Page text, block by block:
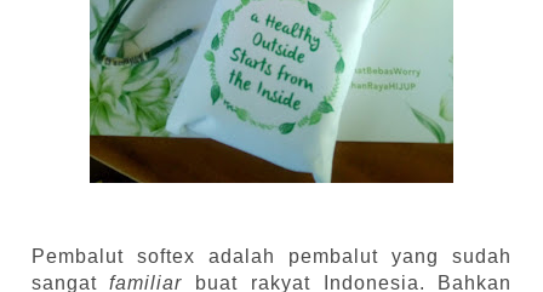
Pembalut softex adalah pembalut yang sudah
sangatfamiliar
buat rakyat Indonesia. Bahkan